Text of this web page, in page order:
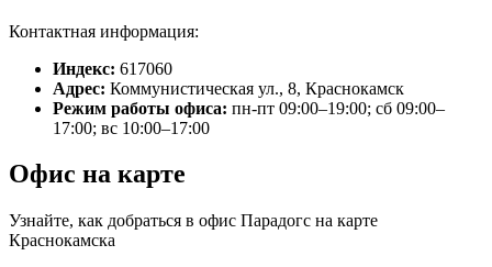
Контактная информация:
Индекс: 617060
Адрес: Коммунистическая ул., 8, Краснокамск
Режим работы офиса: пн-пт 09:00–19:00; сб 09:00–
17:00; вс 10:00–17:00
Офис на карте
Узнайте, как добраться в офис Парадогс на карте
Краснокамска